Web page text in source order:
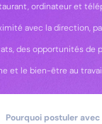
ordinateur et
avec la direction,
des opportunités
et le bien-être au
Pourquoi postuler avec